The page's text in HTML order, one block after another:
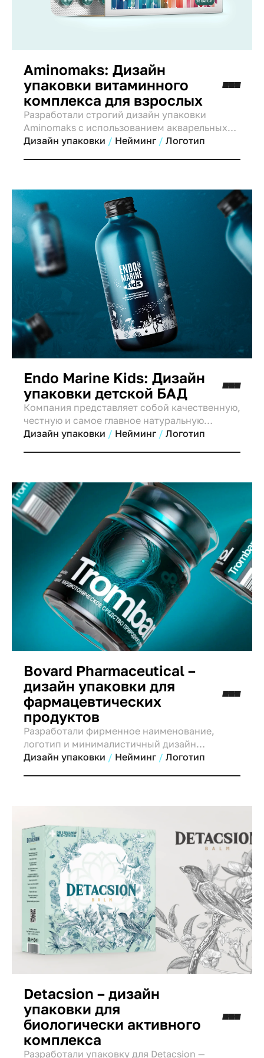
Aminomaks: Дизайн
упаковки витаминного
комплекса для взрослых
Разработали строгий дизайн упаковки
Aminomaks с использованием акварельных
оттенков и градиентов. Стиль адаптирован
Дизайн упаковки Нейминг Логотип
Endo Marine Kids: Дизайн
упаковки детской БАД
Компания представляет собой качественную,
честную и самое главное натуральную
пищевую добавку, приготовленную на основе
для насыщения детского организма
натуральными витаминами,
микроэлементами и биологически
активными веществами, необходимыми для
нормального функционирования.
Дизайн упаковки Нейминг Логотип
Bovard Pharmaceutical –
дизайн упаковки для
фармацевтических
продуктов
Разработали фирменное наименование,
логотип и минималистичный дизайн
упаковки для Bovard Pharmaceutical —
Дизайн упаковки Нейминг Логотип
Detacsion – дизайн
упаковки для
биологически активного
комплекса
Разработали упаковку для Detacsion —